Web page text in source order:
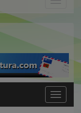
Toggle
navigation